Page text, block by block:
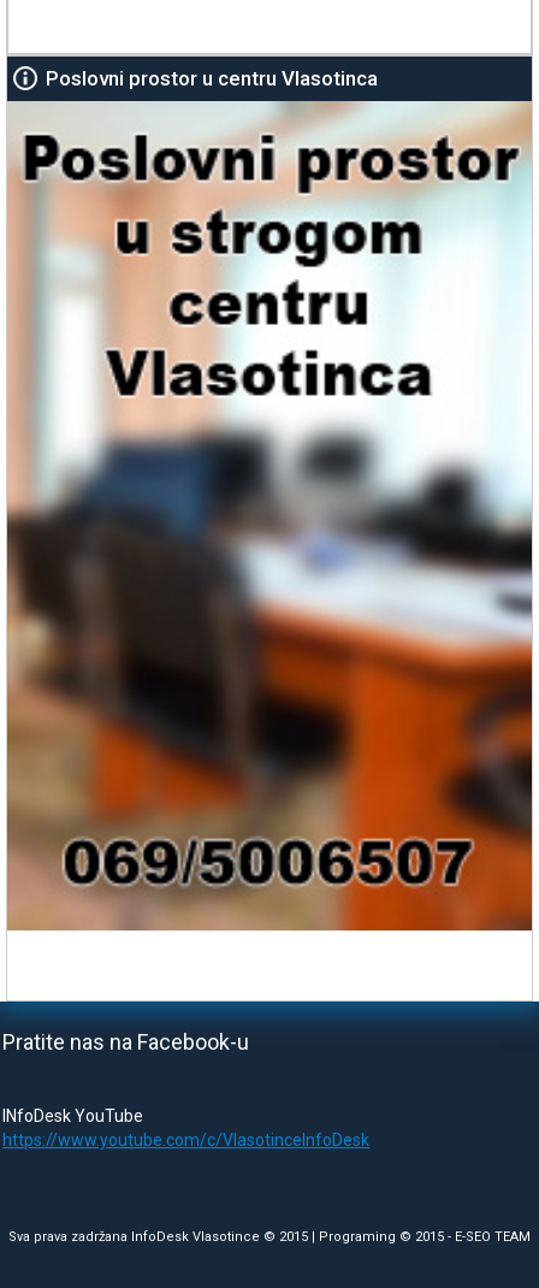
Poslovni prostor u centru Vlasotinca
Pratite nas na Facebook-u
INfoDesk YouTube
https://www.youtube.com/c/VlasotinceInfoDesk
Sva prava zadržana InfoDesk Vlasotince © 2015 | Programing © 2015 - E-SEO TEAM